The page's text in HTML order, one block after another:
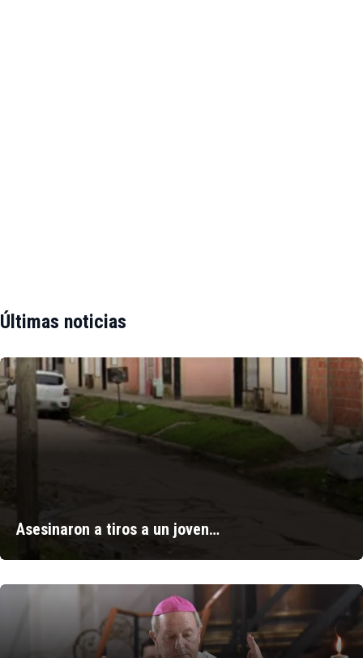
Últimas noticias
Asesinaron a tiros a un joven…